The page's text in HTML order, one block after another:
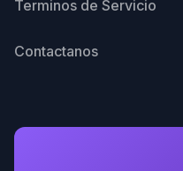
Terminos de Servicio
Contactanos